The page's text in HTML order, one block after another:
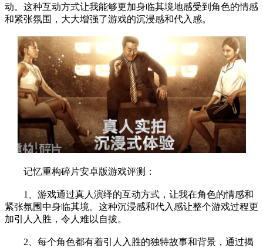
动。这种互动方式让我能够更加身临其境地感受到角色的情感
和紧张氛围，大大增强了游戏的沉浸感和代入感。
记忆重构碎片安卓版游戏评测：
1、游戏通过真人演绎的互动方式，让我在角色的情感和
紧张氛围中身临其境。这种沉浸感和代入感让整个游戏过程更
加引人入胜，令人难以自拔。
2、每个角色都有着引人入胜的独特故事和背景，通过揭